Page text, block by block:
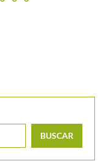
en 2021 estuvo